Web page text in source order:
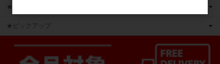
★かえるのピクルス ライセンス商品
★ピックアップ